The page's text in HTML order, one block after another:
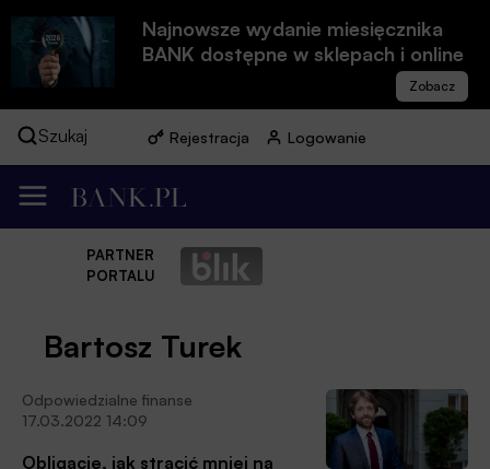
Najnowsze wydanie miesięcznika
BANK dostępne w sklepach i online
Szukaj Rejestracja Logowanie
PARTNER
PORTALU
Bartosz Turek
Odpowiedzialne finanse
17.03.2022 14:09
Obligacje, jak stracić mniej na